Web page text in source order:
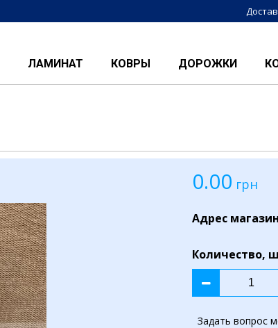
ЛАМИНАТ КОВРЫ ДОРОЖКИ
0.00 грн
Адрес
Количество,
Задать вопрос